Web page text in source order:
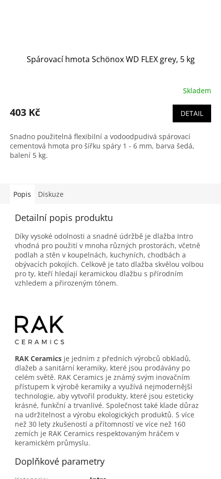
Spárovací hmota Schönox WD FLEX grey, 5 kg
Skladem
403 Kč DETAIL
Snadno použitelná flexibilní a vodoodpudivá spárovací
cementová hmota pro šířku spáry 1 - 6 mm, barva šedá,
balení 5 kg.
Popis Diskuze
Detailní popis produktu
Díky vysoké odolnosti a snadné údržbě je dlažba Intro
vhodná pro použití v mnoha různých prostorách, včetně
podlah a stěn v koupelnách, kuchyních, chodbách a
obývacích pokojích. Celkově je tato dlažba skvělou volbou
pro ty, kteří hledají keramickou dlažbu s přírodním
vzhledem a přirozeným tónem.
RAK Ceramics je jedním z předních výrobců obkladů,
dlažeb a sanitární keramiky, které jsou prodávány po
celém světě. RAK Ceramics je známý svým inovačním
přístupem k výrobě keramiky a využívá nejmodernější
technologie, aby vytvořil produkty, které jsou esteticky
krásné, funkční a trvanlivé. Společnost také klade důraz
na udržitelnost a výrobu ekologických produktů. S více
než 30 lety zkušeností a přítomností ve více než 160
zemích je RAK Ceramics respektovaným hráčem v
keramickém průmyslu.
Doplňkové parametry